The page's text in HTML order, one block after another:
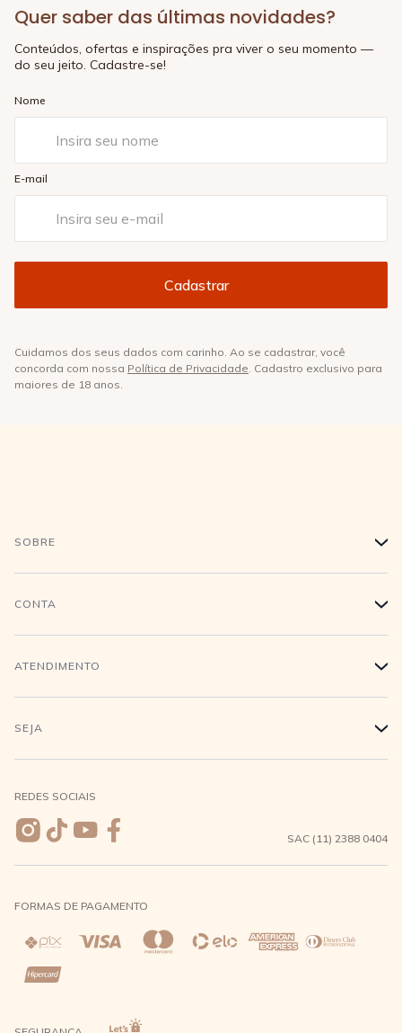
Quer saber das últimas novidades?
Conteúdos, ofertas e inspirações pra viver o seu momento —
do seu jeito. Cadastre-se!
Nome
E-mail
Cuidamos dos seus dados com carinho. Ao se cadastrar, você
concorda com nossa Política de Privacidade. Cadastro exclusivo para
maiores de 18 anos.
SOBRE +
História
Conecte-se
CONTA +
Login
Meus pedidos
Wishlist
ATENDIMENTO +
Compra Segura
Entrega e Frete
Trocas e Devoluções
Direito de Arrependimento
Política de Privacidade
SEJA +
REDES SOCIAIS
SAC (11) 2388 0404
FORMAS DE PAGAMENTO